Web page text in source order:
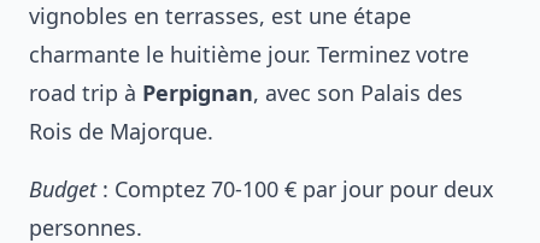
vignobles en terrasses, est une étape
charmante le huitième jour. Terminez votre
road trip à Perpignan, avec son Palais des
Rois de Majorque.
Budget: Comptez 70-100 € par jour pour deux
personnes.